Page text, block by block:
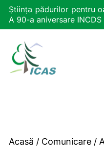
Știința pădurilor pentru
A 90-a aniversare INCDS
Acasă / Comunicare /